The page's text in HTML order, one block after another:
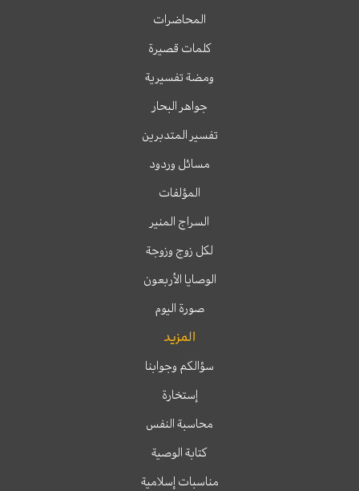
المحاضرات
كلمات قصيرة
ومضة تفسيرية
جواهر البحار
تفسير المتدبرين
مسائل وردود
المؤلفات
السراج المنير
لكل زوج وزوجة
الوصايا الأربعون
صورة اليوم
المزيد
سؤالكم وجوابنا
إستخارة
محاسبة النفس
كتابة الوصية
مناسبات إسلامية